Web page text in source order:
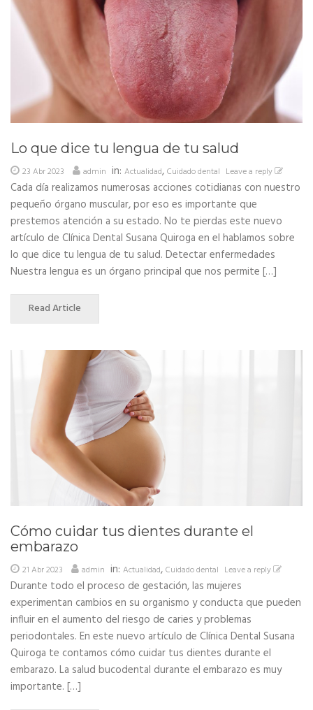
Lo que dice tu lengua de tu salud
23 Abr 2023 admin in: Actualidad, Cuidado dental Leave a reply
Cada día realizamos numerosas acciones cotidianas con nuestro
pequeño órgano muscular, por eso es importante que
prestemos atención a su estado. No te pierdas este nuevo
artículo de Clínica Dental Susana Quiroga en el hablamos sobre
lo que dice tu lengua de tu salud. Detectar enfermedades
Nuestra lengua es un órgano principal que nos permite […]
Read Article
Cómo cuidar tus dientes durante el
embarazo
21 Abr 2023 admin in: Actualidad, Cuidado dental Leave a reply
Durante todo el proceso de gestación, las mujeres
experimentan cambios en su organismo y conducta que pueden
influir en el aumento del riesgo de caries y problemas
periodontales. En este nuevo artículo de Clínica Dental Susana
Quiroga te contamos cómo cuidar tus dientes durante el
embarazo. La salud bucodental durante el embarazo es muy
importante. […]